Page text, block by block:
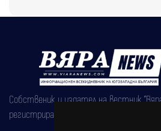
Собственик и издател на вестник
регистрирана на 08.05.2002 година.